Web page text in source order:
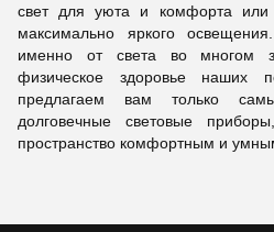
свет для уюта и комфорта или
максимально яркого
именно от света во многом
физическое здоровье наших
предлагаем вам только
долговечные световые
пространство комфортным и